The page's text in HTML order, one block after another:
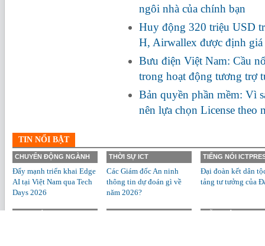
ngôi nhà của chính bạn
Huy động 320 triệu USD
H, Airwallex được định
Bưu điện Việt Nam: Cầu
trong hoạt động tương trợ
Bản quyền phần mềm: Vì
nên lựa chọn License theo
TIN NỔI BẬT
CHUYỂN ĐỘNG NGÀNH
Đẩy mạnh triển khai Edge
AI tại Việt Nam qua Tech
Days 2026
THỜI SỰ ICT
Các Giám đốc An ninh
thông tin dự đoán gì về
năm 2026?
TIẾNG NÓI
Đại đoàn kết dân
tảng tư tưởng của